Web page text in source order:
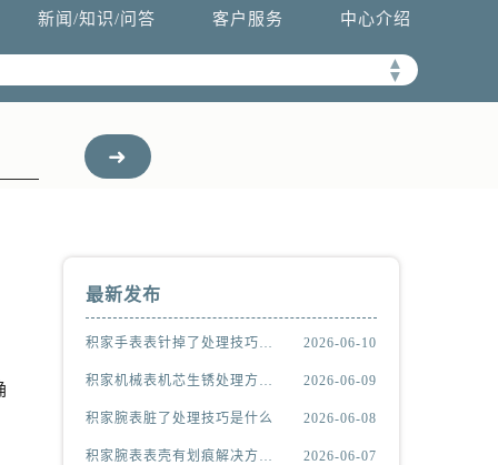
新闻/知识/问答 客户服务 中心介绍
▲
▼
最新发布
积家手表表针掉了处理技巧推荐 2026-06-10
积家机械表机芯生锈处理方法汇总 2026-06-09
积家腕表脏了处理技巧是什么 2026-06-08
积家腕表表壳有划痕解决方法详解 2026-06-07